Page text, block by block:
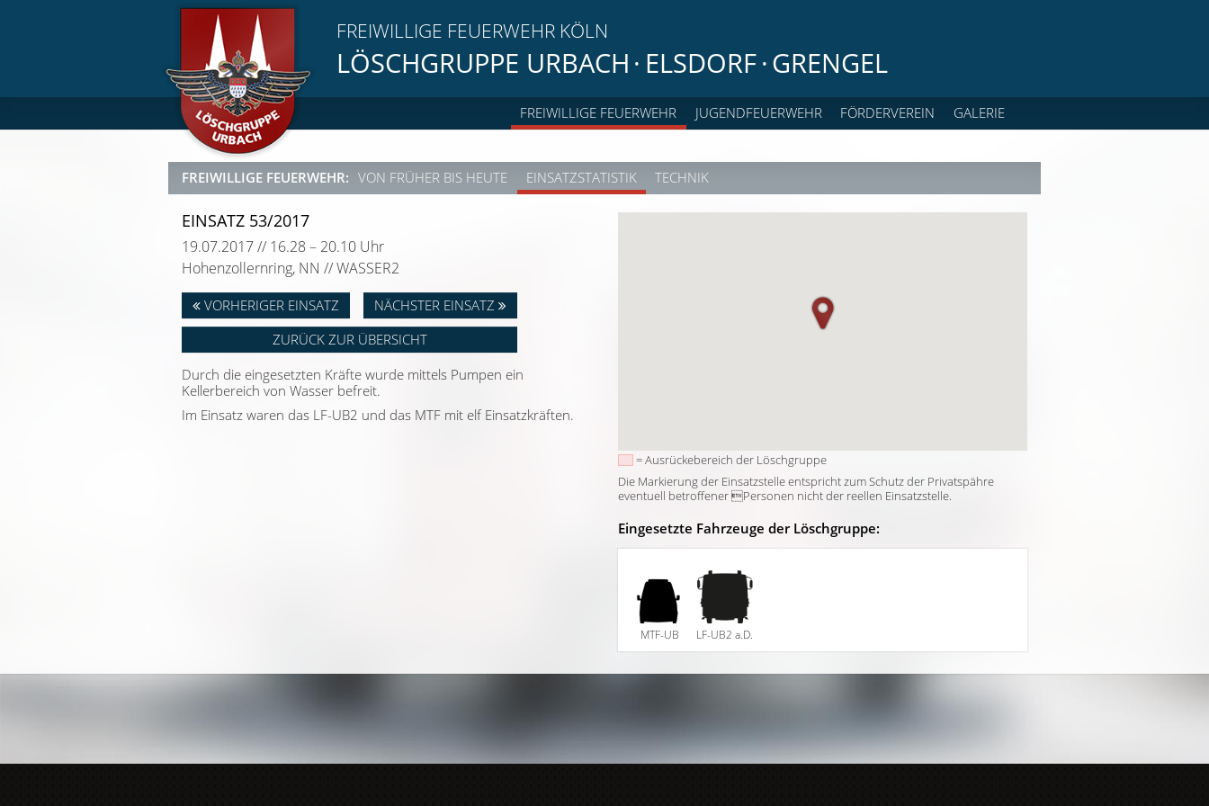
FREIWILLIGE FEUERWEHR KÖLN
LÖSCHGRUPPE URBACH · ELSDORF·GRENGEL
FREIWILLIGE FEUERWEHR JUGENDFEUERWEHR FÖRDERVEREIN GALERIE
FREIWILLIGE FEUERWEHR: VON FRÜHER BIS HEUTE EINSATZSTATISTIK TECHNIK
EINSATZ 53/2017
19.07.2017 // 16.28 – 20.10 Uhr
Hohenzollernring, NN // WASSER2
VORHERIGER EINSATZ
NÄCHSTER EINSATZ
ZURÜCK ZUR ÜBERSICHT
Durch die eingesetzten Kräfte wurde mittels Pumpen ein
Kellerbereich von Wasser befreit.
Im Einsatz waren das LF-UB2 und das MTF mit elf Einsatzkräften.
= Ausrückebereich der Löschgruppe
Die Markierung der Einsatzstelle entspricht zum Schutz der Privatspähre
eventuell betroffener Personen nicht der reellen Einsatzstelle.
Eingesetzte Fahrzeuge der Löschgruppe:
MTF-UB LF-UB2 a.D.